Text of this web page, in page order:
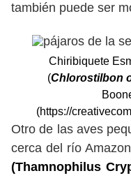
también puede ser
Chiribiquete
(Chlorostilbon
(https://
Otro de las aves
cerca del río
(Thamnophilus